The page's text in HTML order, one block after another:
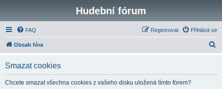
Hudební fórum
FAQ Přihlásit se
Registrovat
Obsah fóra
Smazat cookies
Chcete smazat všechna cookies z vašeho disku uložená tímto fórem?